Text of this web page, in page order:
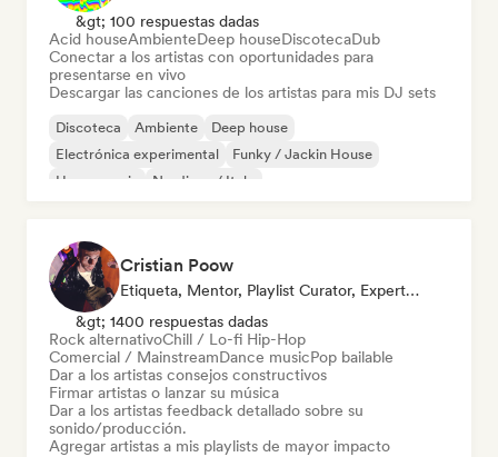
&gt; 100 respuestas dadas
Acid houseAmbienteDeep houseDiscotecaDub
Conectar a los artistas con oportunidades para
presentarse en vivo
Descargar las canciones de los artistas para mis DJ sets
Discoteca Ambiente
Deep house
Electrónica experimental
Funky / Jackin House
House music
Nu-disco / Italo
Cristian Poow
Etiqueta, Mentor, Playlist Curator, Experto En Sonido
&gt; 1400 respuestas dadas
Rock alternativoChill / Lo-fi Hip-Hop
Comercial / MainstreamDance musicPop bailable
Dar a los artistas consejos constructivos
Firmar artistas o lanzar su música
Dar a los artistas feedback detallado sobre su
sonido/producción.
Agregar artistas a mis playlists de mayor impacto